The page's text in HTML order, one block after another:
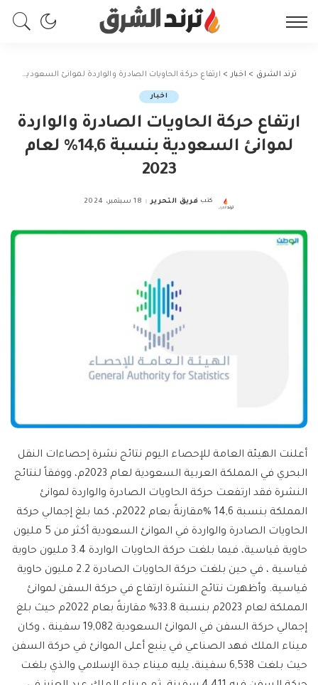
ترند الشرق > اخبار > ارتفاع حركة الحاويات الصادرة والواردة لموانئ السعودية بنسبة 14,6% لعام 2023
اخبار
ارتفاع حركة الحاويات الصادرة والواردة
لموانئ السعودية بنسبة 14,6% لعام
2023
Posted
كتب فريق التحرير 18 سبتمبر، 2024
أعلنت الهيئة العامة للإحصاء اليوم نتائج نشرة إحصاءات النقل
البحري في المملكة العربية السعودية لعام 2023م، ووفقاً لنتائج
النشرة فقد ارتفعت حركة الحاويات الصادرة والواردة لموانئ
المملكة بنسبة 14,6 %مقارنةً بعام 2022م، كما بلغ إجمالي حركة
الحاويات الصادرة والواردة في الموانئ السعودية أكثر من 5 مليون
حاوية قياسية، فيما بلغت حركة الحاويات الواردة 3.4 مليون حاوية
قياسية ، في حين بلغت حركة الحاويات الصادرة 2.2 مليون حاوية
قياسية. وأظهرت نتائج النشرة ارتفاع في حركة السفن لموانئ
المملكة لعام 2023م بنسبة 33.8% مقارنةً بعام 2022م حيث بلغ
إجمالي حركة السفن في الموانئ السعودية 19,082 سفينة ، وكان
ميناء الملك فهد الصناعي في ينبع أعلى الموانئ في حركة السفن
حيث بلغت 6,538 سفينة، يليه ميناء جدة الإسلامي والذي بلغت